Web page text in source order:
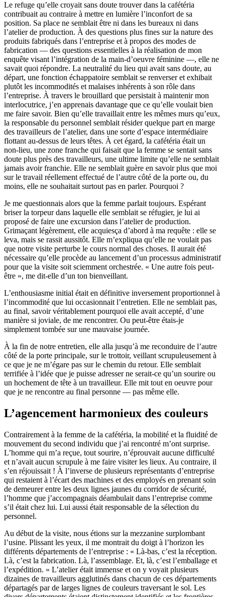
Le refuge qu’elle croyait sans doute trouver dans la cafétéria
contribuait au contraire à mettre en lumière l’inconfort de sa
position. Sa place ne semblait être ni dans les bureaux ni dans
l’atelier de production. À des questions plus fines sur la nature des
produits fabriqués dans l’entreprise et à propos des modes de
fabrication — des questions essentielles à la réalisation de mon
enquête visant l’intégration de la main-d’oeuvre féminine —, elle ne
savait quoi répondre. La neutralité du lieu qui avait sans doute, au
départ, une fonction échappatoire semblait se renverser et exhibait
plutôt les incommodités et malaises inhérents à son rôle dans
l’entreprise. À travers le brouillard que persistait à maintenir mon
interlocutrice, j’en apprenais davantage que ce qu’elle voulait bien
me faire savoir. Bien qu’elle travaillait entre les mêmes murs qu’eux,
la responsable du personnel semblait résider quelque part en marge
des travailleurs de l’atelier, dans une sorte d’espace intermédiaire
flottant au-dessus de leurs têtes. À cet égard, la cafétéria était un
non-lieu, une zone franche qui faisait que la femme se sentait sans
doute plus près des travailleurs, une ultime limite qu’elle ne semblait
jamais avoir franchie. Elle ne semblait guère en savoir plus que moi
sur le travail réellement effectué de l’autre côté de la porte ou, du
moins, elle ne souhaitait surtout pas en parler. Pourquoi ?
Je me questionnais alors que la femme parlait toujours. Espérant
briser la torpeur dans laquelle elle semblait se réfugier, je lui ai
proposé de faire une excursion dans l’atelier de production.
Grimaçant légèrement, elle acquiesça d’abord à ma requête : elle se
leva, mais se rassit aussitôt. Elle m’expliqua qu’elle ne voulait pas
que notre visite perturbe le cours normal des choses. Il aurait été
nécessaire qu’elle procède au lancement d’un processus administratif
pour que la visite soit sciemment orchestrée. « Une autre fois peut-
être », me dit-elle d’un ton bienveillant.
L’enthousiasme initial était en définitive inversement proportionnel à
l’incommodité que lui occasionnait l’entretien. Elle ne semblait pas,
au final, savoir véritablement pourquoi elle avait accepté, d’une
manière si joviale, de me rencontrer. Ou peut-être étais-je
simplement tombée sur une mauvaise journée.
À la fin de notre entretien, elle alla jusqu’à me reconduire de l’autre
côté de la porte principale, sur le trottoir, veillant scrupuleusement à
ce que je ne m’égare pas sur le chemin du retour. Elle semblait
terrifiée à l’idée que je puisse adresser ne serait-ce qu’un sourire ou
un hochement de tête à un travailleur. Elle mit tout en oeuvre pour
que je ne rencontre au final personne — pas même elle.
L’agencement harmonieux des couleurs
Contrairement à la femme de la cafétéria, la mobilité et la fluidité de
mouvement du second individu que j’ai rencontré m’ont surprise.
L’homme qui m’a reçue, tout sourire, n’éprouvait aucune difficulté
et n’avait aucun scrupule à me faire visiter les lieux. Au contraire, il
s’en réjouissait ! À l’inverse de plusieurs représentants d’entreprise
qui restaient à l’écart des machines et des employés en prenant soin
de demeurer entre les deux lignes jaunes du corridor de sécurité,
l’homme que j’accompagnais déambulait dans l’entreprise comme
s’il était chez lui. Lui aussi était responsable de la sélection du
personnel.
Au début de la visite, nous étions sur la mezzanine surplombant
l’usine. Plissant les yeux, il me montrait du doigt à l’horizon les
différents départements de l’entreprise : « Là-bas, c’est la réception.
Là, c’est la fabrication. Là, l’assemblage. Et, là, c’est l’emballage et
l’expédition. » L’atelier était immense et on y voyait plusieurs
dizaines de travailleurs agglutinés dans chacun de ces départements
départagés par de larges lignes de couleurs traversant le sol. Les